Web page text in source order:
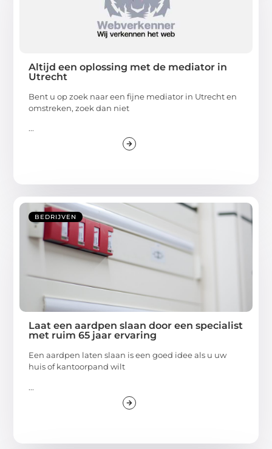
Altijd een oplossing met de mediator in
Utrecht
Bent u op zoek naar een fijne mediator in Utrecht en
omstreken, zoek dan niet
...
BEDRIJVEN
Laat een aardpen slaan door een specialist
met ruim 65 jaar ervaring
Een aardpen laten slaan is een goed idee als u uw
huis of kantoorpand wilt
...